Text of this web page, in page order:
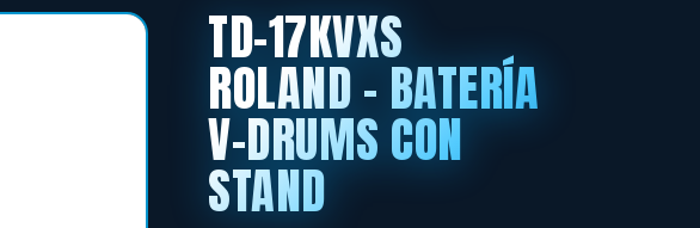
TD-17KVXS
ROLAND - BATERÍA
V-DRUMS CON
STAND